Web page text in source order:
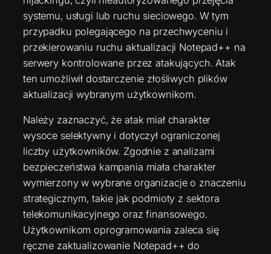
systemu, usługi lub ruchu sieciowego. W tym
przypadku polegającego na przechwyceniu i
przekierowaniu ruchu aktualizacji Notepad++ na
serwery kontrolowane przez atakujących. Atak
ten umożliwił dostarczenie złośliwych plików
aktualizacji wybranym użytkownikom.
Należy zaznaczyć, że atak miał charakter
wysoce selektywny i dotyczył ograniczonej
liczby użytkowników. Zgodnie z analizami
bezpieczeństwa kampania miała charakter
wymierzony w wybrane organizacje o znaczeniu
strategicznym, takie jak podmioty z sektora
telekomunikacyjnego oraz finansowego.
Użytkownikom oprogramowania zaleca się
ręczne zaktualizowanie Notepad++ do